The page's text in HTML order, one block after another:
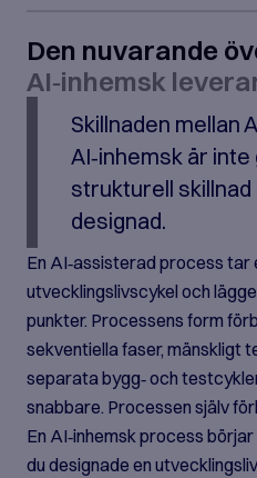
Den nuvarande
AI‑inhemsk
Skillnaden mellan
AI‑inhemsk är
strukturell
designad.
En AI‑assisterad process tar
utvecklingslivscykel och
punkter. Processens form
sekventiella faser, mänskligt
separata bygg‑ och
snabbare. Processen själv
En AI‑inhemsk process
du designade en